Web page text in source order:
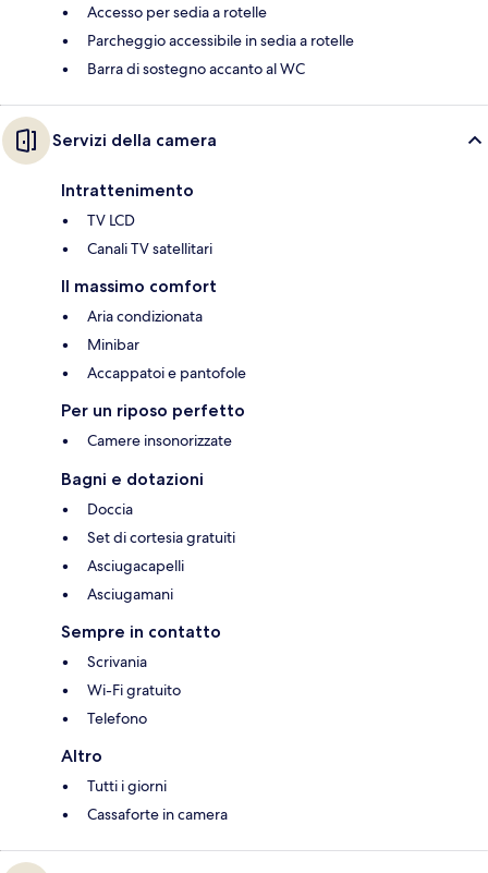
Accesso per sedia a rotelle
Parcheggio accessibile in sedia a rotelle
Barra di sostegno accanto al WC
Servizi della camera
Intrattenimento
TV LCD
Canali TV satellitari
Il massimo comfort
Aria condizionata
Minibar
Accappatoi e pantofole
Per un riposo perfetto
Camere insonorizzate
Bagni e dotazioni
Doccia
Set di cortesia gratuiti
Asciugacapelli
Asciugamani
Sempre in contatto
Scrivania
Wi-Fi gratuito
Telefono
Altro
Tutti i giorni
Cassaforte in camera